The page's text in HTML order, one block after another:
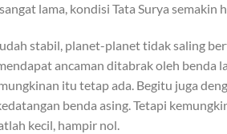
lama, kondisi Tata Surya semakin
stabil, planet-planet tidak saling
ancaman ditabrak oleh benda
itu tetap ada. Begitu juga
benda asing. Tetapi
kecil, hampir nol.